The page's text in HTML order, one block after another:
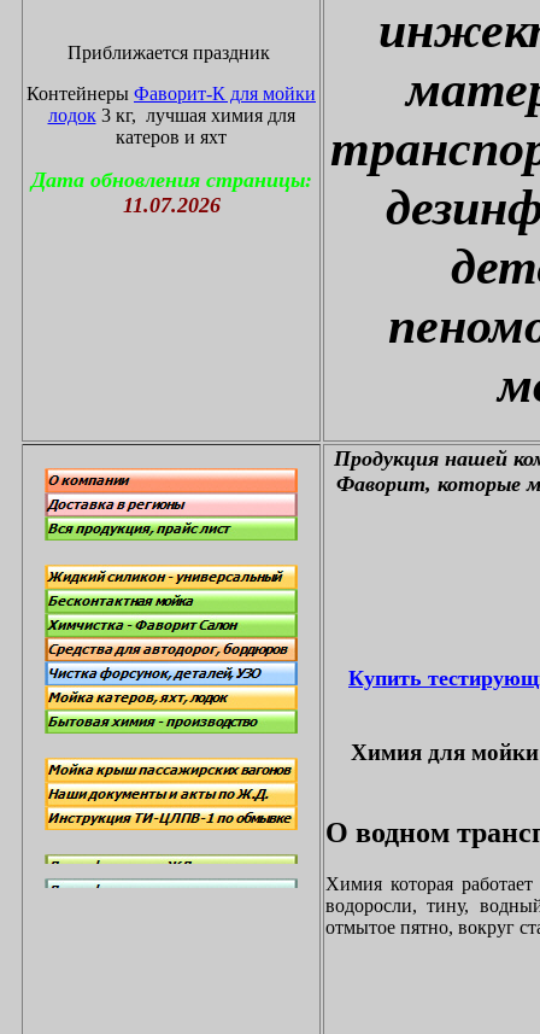
Приближается праздник
Контейнеры Фаворит-К для мойки
лодок3 кг, лучшая химия для
катеров и яхт
Дата обновления страницы:
11.07.2026
Продукция нашей
Фаворит, которые
Купить
Химия для мойки
О водном
Химия которая
водоросли, тину,
отмытое пятно, вокруг